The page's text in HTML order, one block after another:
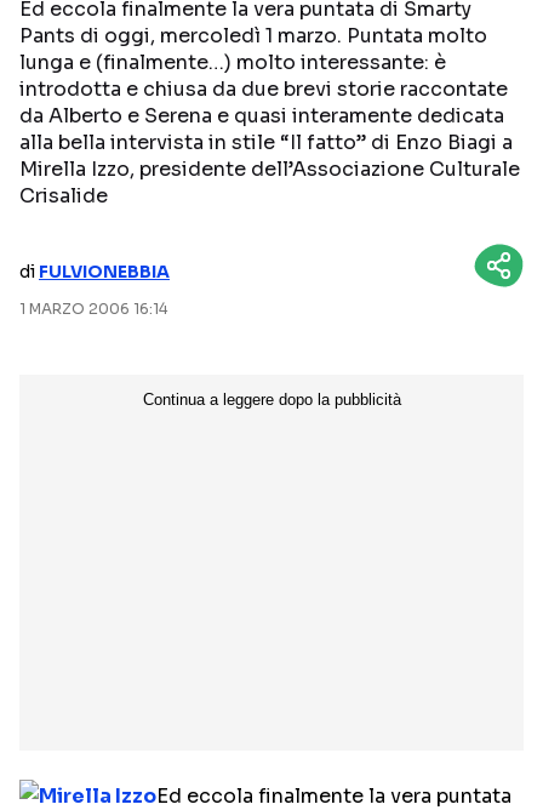
Streaming
NETFLIX
AMAZON PRIME VIDEO
MEDIASET INFINITY
Ed eccola finalmente la vera puntata di Smarty
Pants di oggi, mercoledì 1 marzo. Puntata molto
lunga e (finalmente…) molto interessante: è
introdotta e chiusa da due brevi storie raccontate
da Alberto e Serena e quasi interamente dedicata
alla bella intervista in stile “Il fatto” di Enzo Biagi a
Mirella Izzo, presidente dell’Associazione Culturale
Crisalide
di FULVIONEBBIA
1 MARZO 2006 16:14
Ed eccola finalmente la vera puntata